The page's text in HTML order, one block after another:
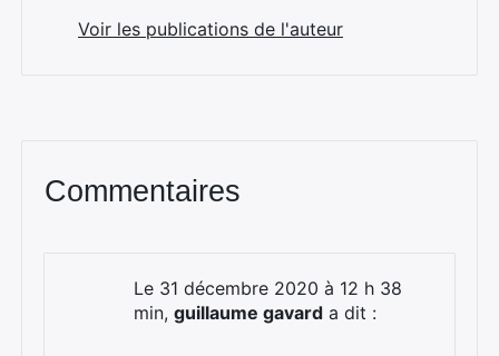
Voir les publications de l'auteur
Commentaires
Le 31 décembre 2020 à 12 h 38
min, guillaume gavard a dit :